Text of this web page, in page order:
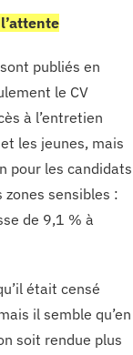
publiés en
le CV
à l’entretien
les jeunes, mais
pour les candidats
sensibles :
de 9,1 % à
était censé
il semble qu’en
soit rendue plus